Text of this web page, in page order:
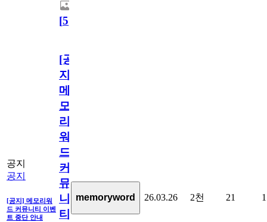
[5]
공지
공지
[공지] 메모리워
드 커뮤니티 이벤
트 중단 안내
[공
지]
메
모
리
워
드
커
뮤
니
티
memoryword 26.03.26 2천 21 1